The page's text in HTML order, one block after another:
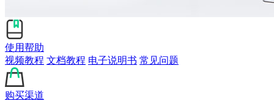
使用帮助
视频教程 文档教程 电子说明书 常见问题
购买渠道